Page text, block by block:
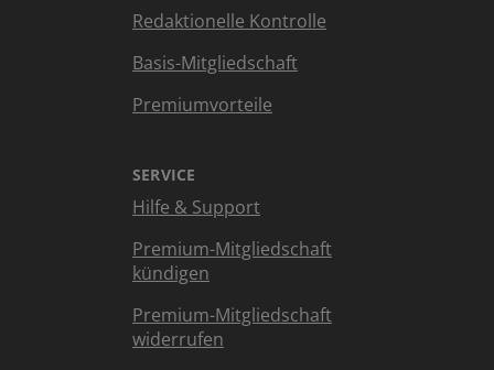
Redaktionelle Kontrolle
Basis-Mitgliedschaft
Premiumvorteile
SERVICE
Hilfe & Support
Premium-Mitgliedschaft
kündigen
Premium-Mitgliedschaft
widerrufen